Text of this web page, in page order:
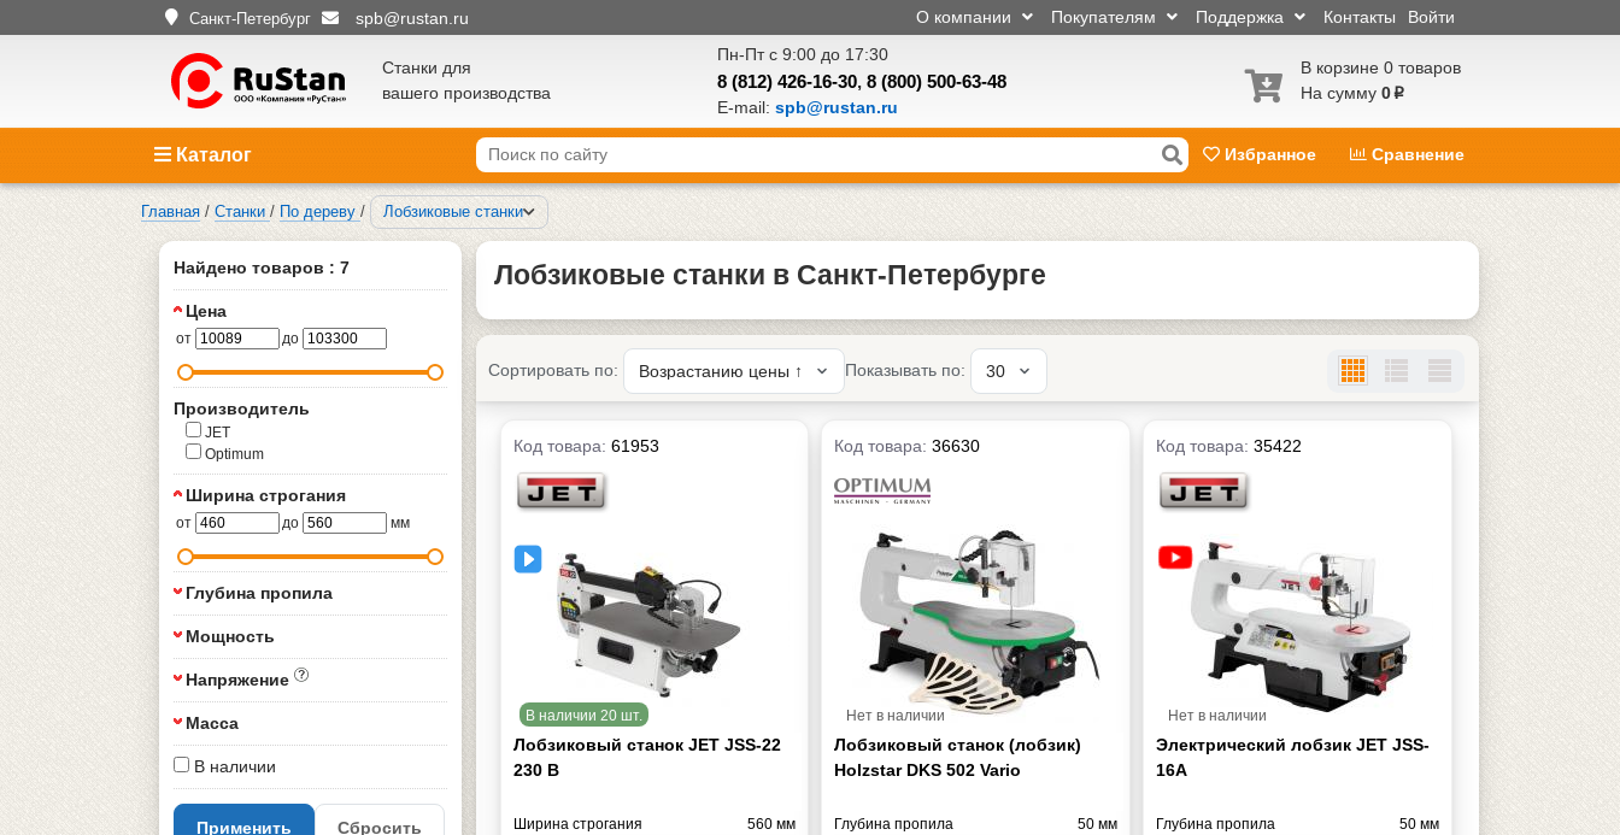
Санкт-Петербург spb@rustan.ru Войти
Контакты
Поддержка
Покупателям
О компании
Станки для
вашего производства
Пн-Пт с 9:00 до 17:30
8 (812) 426-16-30, 8 (800) 500-63-48
E-mail: spb@rustan.ru
В корзине 0 товаров
На сумму 0 p
Каталог Избранное Сравнение
Главная / Станки / По дереву / Лобзиковые станки
Лобзиковые станки в Санкт-Петербурге
Найдено товаров : 7
Цена
от до
Производитель
JET
Optimum
Ширина строгания
от до мм
Глубина пропила
Мощность
Напряжение
Масса
В наличии
Применить Сбросить
Сортировать по: Показывать по:
Код товара: 61953
В наличии 20 шт.
Лобзиковый станок JET JSS-22
230 В
Ширина строгания
560 мм
Код товара:36630
Нет в наличии
Лобзиковый станок (лобзик)
Holzstar DKS 502 Vario
Глубина пропила
50 мм
Код товара:35422
Нет в наличии
Электрический лобзик JET JSS-
16A
Глубина пропила
50 мм